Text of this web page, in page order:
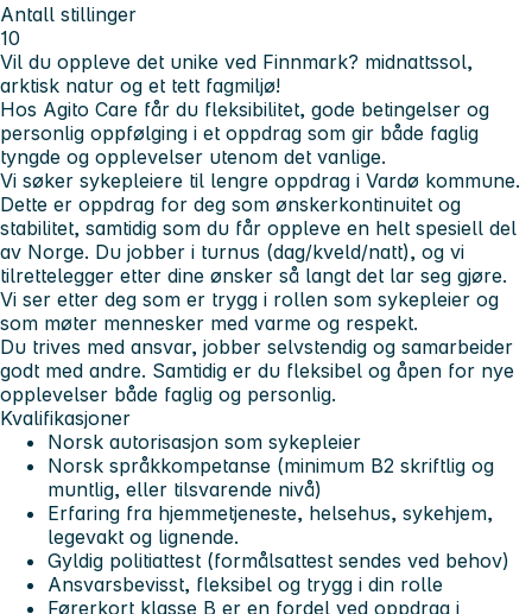
Antall stillinger
10
Vil du oppleve det unike ved Finnmark? midnattssol,
arktisk natur og et tett fagmiljø!
Hos Agito Care får du fleksibilitet, gode betingelser og
personlig oppfølging i et oppdrag som gir både faglig
tyngde og opplevelser utenom det vanlige.
Vi søker sykepleiere til lengre oppdrag i Vardø kommune.
Dette er oppdrag for deg som ønskerkontinuitet og
stabilitet, samtidig som du får oppleve en helt spesiell del
av Norge. Du jobber i turnus (dag/kveld/natt), og vi
tilrettelegger etter dine ønsker så langt det lar seg gjøre.
Vi ser etter deg som er trygg i rollen som sykepleier og
som møter mennesker med varme og respekt.
Du trives med ansvar, jobber selvstendig og samarbeider
godt med andre. Samtidig er du fleksibel og åpen for nye
opplevelser både faglig og personlig.
Kvalifikasjoner
Norsk autorisasjon som sykepleier
Norsk språkkompetanse (minimum B2 skriftlig og
muntlig, eller tilsvarende nivå)
Erfaring fra hjemmetjeneste, helsehus, sykehjem,
legevakt og lignende.
Gyldig politiattest (formålsattest sendes ved behov)
Ansvarsbevisst, fleksibel og trygg i din rolle
Førerkort klasse B er en fordel ved oppdrag i